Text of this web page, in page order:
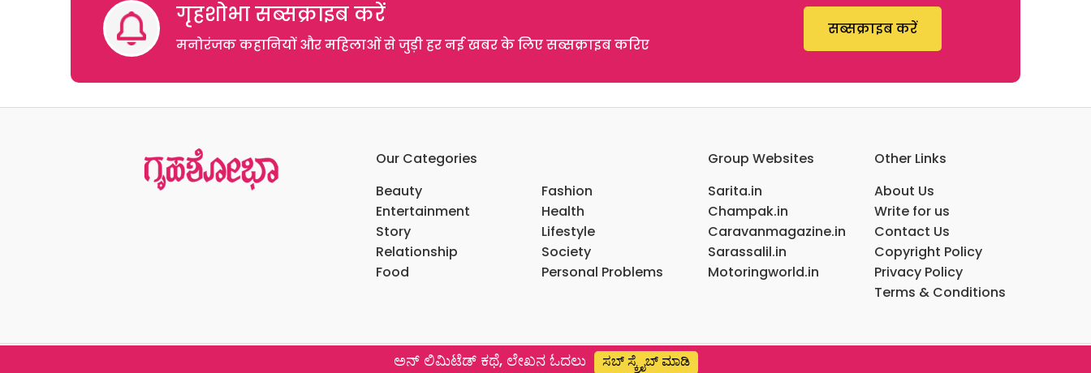
गृहशोभा सब्सक्राइब करें
मनोरंजक कहानियों और महिलाओं से जुड़ी हर नई खबर के लिए सब्सक्राइब करिए
सब्सक्राइब करें
Our Categories
Beauty
Entertainment
Story
Relationship
Food
Fashion
Health
Lifestyle
Society
Personal Problems
Group Websites
Sarita.in
Champak.in
Caravanmagazine.in
Sarassalil.in
Motoringworld.in
Other Links
About Us
Write for us
Contact Us
Copyright Policy
Privacy Policy
Terms & Conditions
ಅನ್ ಲಿಮಿಟೆಡ್ ಕಥೆ, ಲೇಖನ ಓದಲು ಸಬ್ ಸ್ಕ್ರೈಬ್ ಮಾಡಿ